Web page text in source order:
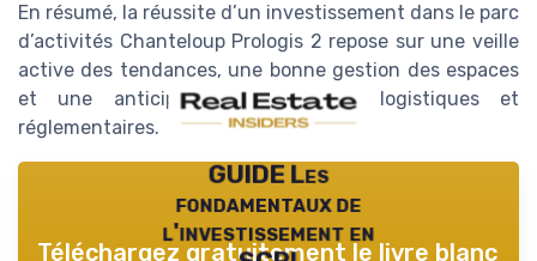
En résumé, la réussite d’un investissement dans le parc
d’activités Chanteloup Prologis 2 repose sur une veille
active des tendances, une bonne gestion des espaces
et une anticipation des enjeux logistiques et
réglementaires.
GUIDE Les
fondamentaux de
l'investissement en
Téléchargez gratuitement le livre blanc